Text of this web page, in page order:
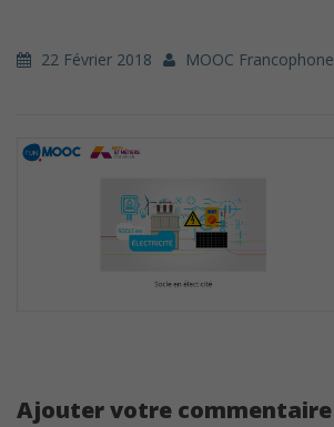
22 Février 2018
MOOC Francophone
Ajouter votre commentaire